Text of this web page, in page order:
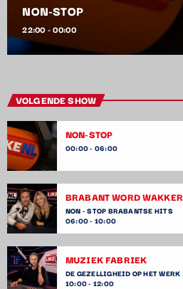
NON-STOP
22:00 - 00:00
VOLGENDE SHOW
NON-STOP
00:00 - 06:00
BRABANT WORD WAKKER
NON - STOP BRABANTSE HITS
06:00 - 10:00
MUZIEK FABRIEK
DE GEZELLIGHEID OP HET WERK
10:00 - 12:00